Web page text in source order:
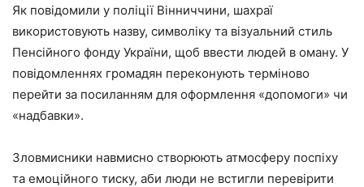
Як повідомили у поліції Вінниччини, шахраї
використовують назву, символіку та візуальний стиль
Пенсійного фонду України, щоб ввести людей в оману. У
повідомленнях громадян переконують терміново
перейти за посиланням для оформлення «допомоги» чи
«надбавки».
Зловмисники навмисно створюють атмосферу поспіху
та емоційного тиску, аби люди не встигли перевірити